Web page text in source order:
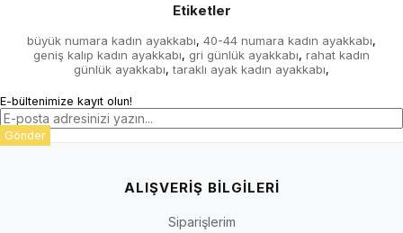
Etiketler
büyük numara kadın ayakkabı, 40-44 numara kadın ayakkabı,
geniş kalıp kadın ayakkabı, gri günlük ayakkabı, rahat kadın
günlük ayakkabı, taraklı ayak kadın ayakkabı,
E-bültenimize kayıt olun!
Gönder
ALIŞVERİŞ BİLGİLERİ
Siparişlerim